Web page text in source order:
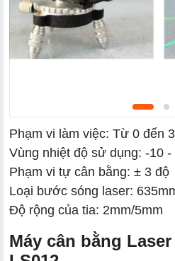
Phạm vi làm việc: Từ 0 đến
Vùng nhiệt độ sử dụng: -10 -
Phạm vi tự cân bằng: ± 3 độ
Loại bước sóng laser:
Độ rộng của tia: 2mm/5mm
Máy cân bằng